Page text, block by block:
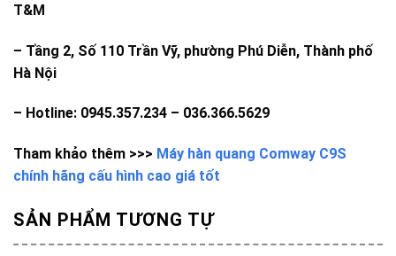
T&M
– Tầng 2, Số 110 Trần Vỹ, phường Phú Diễn, Thành phố
Hà Nội
– Hotline: 0945.357.234 – 036.366.5629
Tham khảo thêm >>> Máy hàn quang Comway C9S
chính hãng cấu hình cao giá tốt
SẢN PHẨM TƯƠNG TỰ